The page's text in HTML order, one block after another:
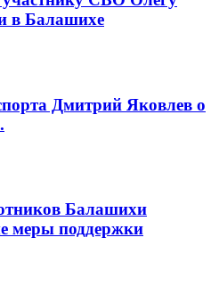
в Балашихе
Дмитрий Яковлев о
Балашихи
меры поддержки